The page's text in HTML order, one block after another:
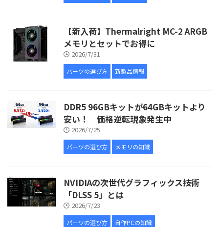
【新入荷】Thermalright MC-2 ARGB
メモリとセットでお得に
2026/7/31
パーツの選び方 新製品情報
DDR5 96GBキットが64GBキットより
安い！ 価格逆転現象発生中
2026/7/25
パーツの選び方 メモリの知識
NVIDIAの次世代グラフィックス技術
「DLSS 5」とは
2026/7/23
パーツの選び方 自作PCの知識